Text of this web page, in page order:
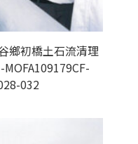
鄉初橋土石流清理
032